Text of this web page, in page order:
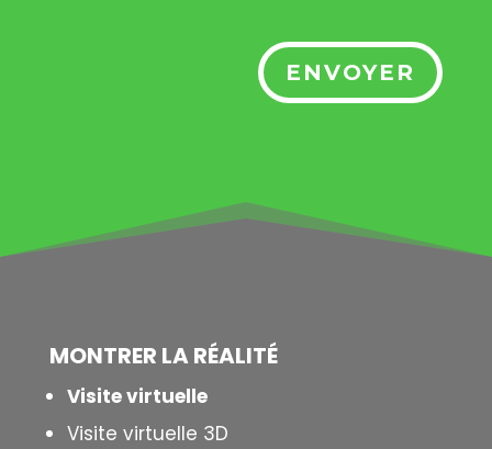
ENVOYER
MONTRER LARÉALITÉ
Visite virtuelle
Visite virtuelle 3D